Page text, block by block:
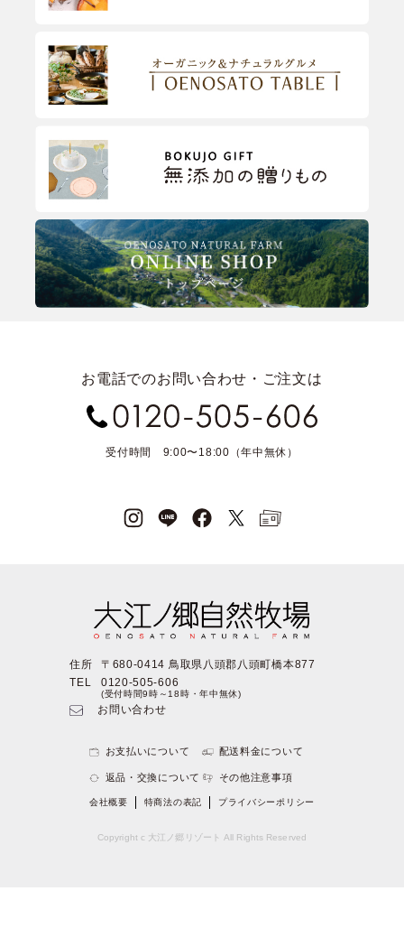
お電話でのお問い合わせ・ご注文は
受付時間 9:00〜18:00（年中無休）
住所
〒680-0414 鳥取県八頭郡八頭町橋本877
TEL
0120-505-606
(受付時間9時～18時・年中無休)
お問い合わせ
お支払いについて 配送料金について
返品・交換について その他注意事項
会社概要 特商法の表記 プライバシーポリシー
Copyright c 大江ノ郷リゾート All Rights Reserved